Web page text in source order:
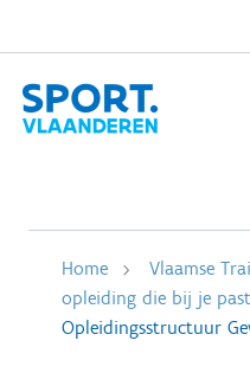
Home Vlaamse
opleiding die bij je past
Opleidingsstructuur